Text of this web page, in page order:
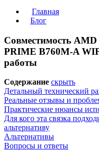
Главная
Блог
Совместимость
PRIME B760M-A
работы
Содержание скрыть
Детальный технический
Реальные отзывы и
Практические нюансы
Для кого эта связка
альтернативу
Альтернативы
Вопросы и ответы